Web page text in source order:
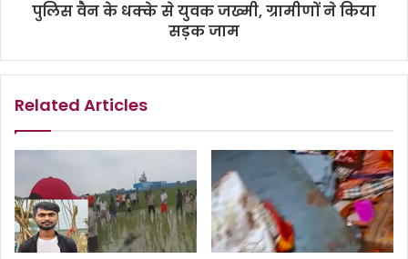
पुलिस वैन के धक्के से युवक जख्मी, ग्रामीणों ने किया
सड़क जाम
Related Articles